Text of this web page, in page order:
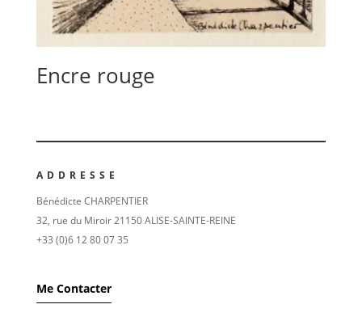
Encre rouge
ADDRESSE
Bénédicte CHARPENTIER
32, rue du Miroir 21150 ALISE-SAINTE-REINE
+33 (0)6 12 80 07 35
Me Contacter